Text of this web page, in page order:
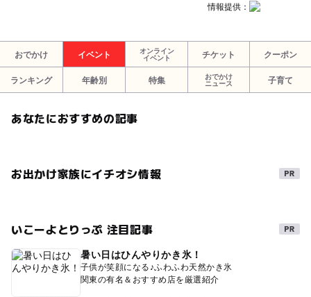
情報提供：
おでかけ イベント
オンライン
イベント
チケット クーポン
ランキング 年齢別 特集
おでかけ
ニュース
子育て
あなたにおすすめの記事
お出かけ家族にイチオシ情報
いこーよとりっぷ 注目記事
暑い日はひんやりかき氷！
子供が笑顔になる♪ふわふわ天然かき氷
関東の有名＆おすすめ店を厳選紹介